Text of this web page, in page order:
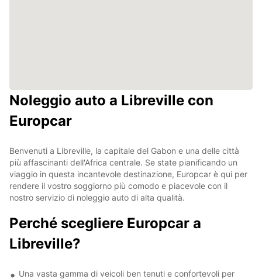
Noleggio auto a Libreville con
Europcar
Benvenuti a Libreville, la capitale del Gabon e una delle città
più affascinanti dell'Africa centrale. Se state pianificando un
viaggio in questa incantevole destinazione, Europcar è qui per
rendere il vostro soggiorno più comodo e piacevole con il
nostro servizio di noleggio auto di alta qualità.
Perché scegliere Europcar a
Libreville?
Una vasta gamma di veicoli ben tenuti e confortevoli per